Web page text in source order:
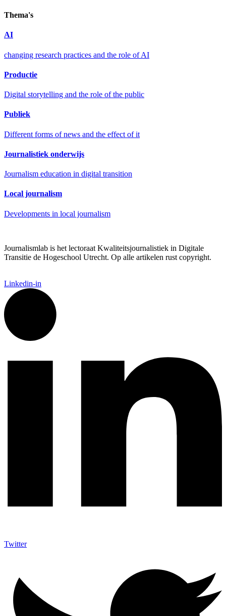
Thema's
AI
changing research practices and the role of AI
Productie
Digital storytelling and the role of the public
Publiek
Different forms of news and the effect of it
Journalistiek onderwijs
Journalism education in digital transition
Local journalism
Developments in local journalism
Journalismlab is het lectoraat Kwaliteitsjournalistiek in Digitale
Transitie de Hogeschool Utrecht. Op alle artikelen rust copyright.
Linkedin-in
Twitter